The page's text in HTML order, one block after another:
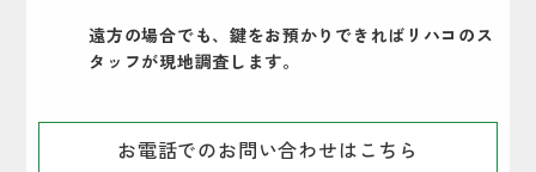
遠方の場合でも、鍵をお預かりできればリハコのス
タッフが現地調査します。
お電話でのお問い合わせはこちら